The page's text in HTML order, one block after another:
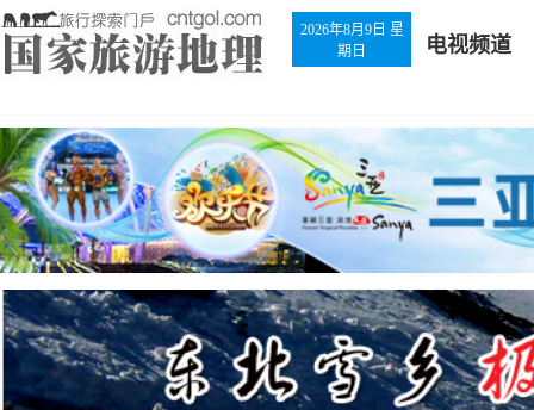
2026年8月9日 星
期日
电视频道